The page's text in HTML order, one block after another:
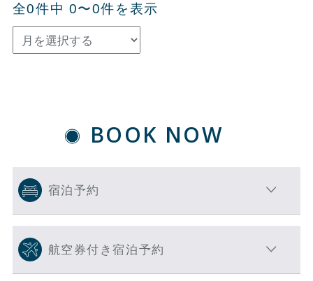
全0件中 0〜0件を表示
BOOK NOW
宿泊予約
航空券付き宿泊予約